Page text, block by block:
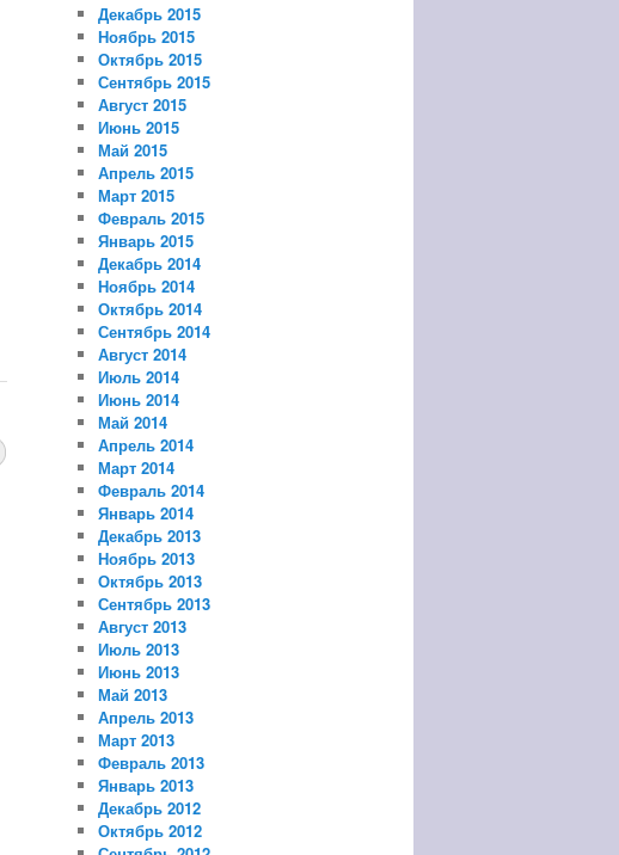
Декабрь 2015
Ноябрь 2015
Октябрь 2015
Сентябрь 2015
Август 2015
Июнь 2015
Май 2015
Апрель 2015
Март 2015
Февраль 2015
Январь 2015
Декабрь 2014
Ноябрь 2014
Октябрь 2014
Сентябрь 2014
Август 2014
Июль 2014
Июнь 2014
Май 2014
Апрель 2014
Март 2014
Февраль 2014
Январь 2014
Декабрь 2013
Ноябрь 2013
Октябрь 2013
Сентябрь 2013
Август 2013
Июль 2013
Июнь 2013
Май 2013
Апрель 2013
Март 2013
Февраль 2013
Январь 2013
Декабрь 2012
Октябрь 2012